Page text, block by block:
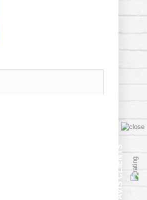
AVIS CLIENTS